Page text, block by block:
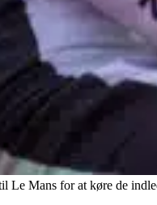
Le Mans for at køre de